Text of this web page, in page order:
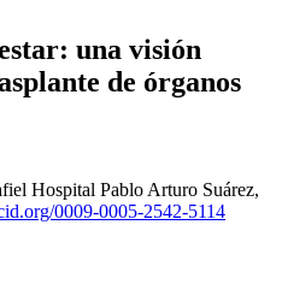
una visión
de órganos
Hospital Pablo Arturo Suárez,
0009-0005-2542-5114